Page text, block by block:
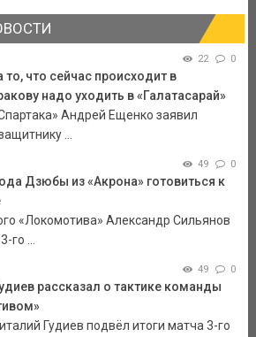
22 0
что сейчас происходит в
надо уходить в «Галатасарай»
Андрей Ещенко заявил
...
49 0
Дзюбы из «Акрона» готовиться к
«Локомотива» Александр Сильянов
го ...
49 0
рассказал о тактике команды
Гудиев подвёл итоги матча 3-го